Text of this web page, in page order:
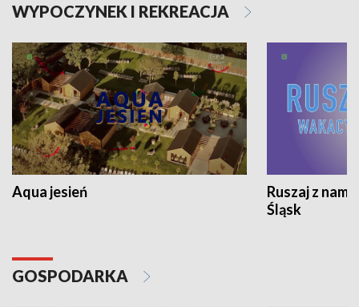
WYPOCZYNEK I REKREACJA
Aqua jesień
Ruszaj z
Śląsk
GOSPODARKA